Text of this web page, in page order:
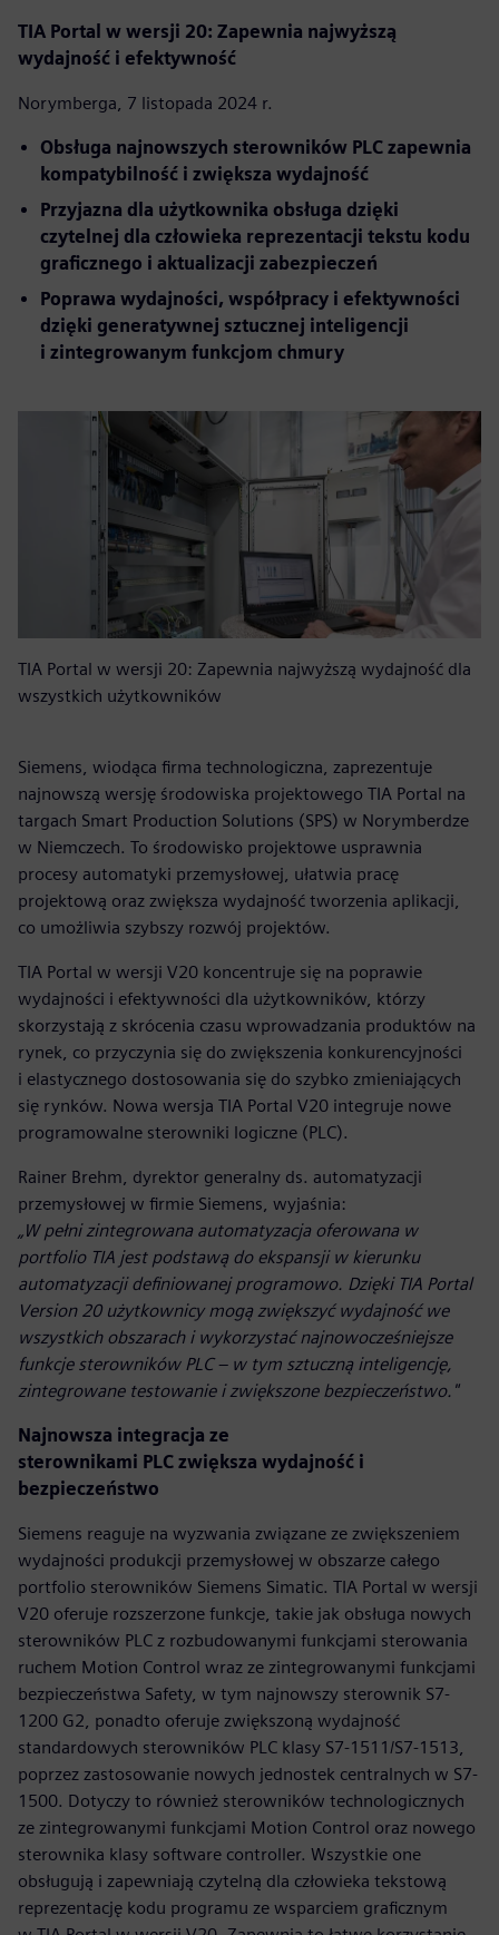
TIA Portal w wersji 20: Zapewnia najwyższą
wydajność i efektywność
Norymberga, 7 listopada 2024 r.
Obsługa najnowszych sterowników PLC zapewnia
kompatybilność i zwiększa wydajność
Przyjazna dla użytkownika obsługa dzięki
czytelnej dla człowieka reprezentacji tekstu kodu
graficznego i aktualizacji zabezpieczeń
Poprawa wydajności, współpracy i efektywności
dzięki generatywnej sztucznej inteligencji
i zintegrowanym funkcjom chmury
TIA Portal w wersji 20: Zapewnia najwyższą wydajność dla
wszystkich użytkowników
Siemens, wiodąca firma technologiczna, zaprezentuje
najnowszą wersję środowiska projektowego TIA Portal na
targach Smart Production Solutions (SPS) w Norymberdze
w Niemczech. To środowisko projektowe usprawnia
procesy automatyki przemysłowej, ułatwia pracę
projektową oraz zwiększa wydajność tworzenia aplikacji,
co umożliwia szybszy rozwój projektów.
TIA Portal w wersji V20 koncentruje się na poprawie
wydajności i efektywności dla użytkowników, którzy
skorzystają z skrócenia czasu wprowadzania produktów na
rynek, co przyczynia się do zwiększenia konkurencyjności
i elastycznego dostosowania się do szybko zmieniających
się rynków. Nowa wersja TIA Portal V20 integruje nowe
programowalne sterowniki logiczne (PLC).
Rainer Brehm, dyrektor generalny ds. automatyzacji
przemysłowej w firmie Siemens, wyjaśnia:
„W pełni zintegrowana automatyzacja oferowana w
portfolio TIA jest podstawą do ekspansji w kierunku
automatyzacji definiowanej programowo. Dzięki TIA Portal
Version 20 użytkownicy mogą zwiększyć wydajność we
wszystkich obszarach i wykorzystać najnowocześniejsze
funkcje sterowników PLC – w tym sztuczną inteligencję,
zintegrowane testowanie i zwiększone bezpieczeństwo."
Najnowsza integracja ze
sterownikami PLC zwiększa wydajność i
bezpieczeństwo
Siemens reaguje na wyzwania związane ze zwiększeniem
wydajności produkcji przemysłowej w obszarze całego
portfolio sterowników Siemens Simatic. TIA Portal w wersji
V20 oferuje rozszerzone funkcje, takie jak obsługa nowych
sterowników PLC z rozbudowanymi funkcjami sterowania
ruchem Motion Control wraz ze zintegrowanymi funkcjami
bezpieczeństwa Safety, w tym najnowszy sterownik S7-
1200 G2, ponadto oferuje zwiększoną wydajność
standardowych sterowników PLC klasy S7-1511/S7-1513,
poprzez zastosowanie nowych jednostek centralnych w S7-
1500. Dotyczy to również sterowników technologicznych
ze zintegrowanymi funkcjami Motion Control oraz nowego
sterownika klasy software controller. Wszystkie one
obsługują i zapewniają czytelną dla człowieka tekstową
reprezentację kodu programu ze wsparciem graficznym